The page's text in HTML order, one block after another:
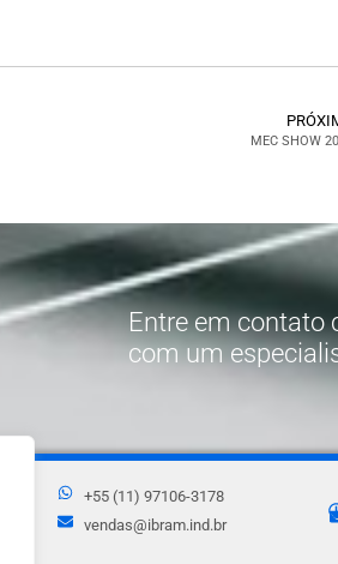
MEC SHOW
Entre em contato
com um
+55 (11) 97106-3178
vendas@ibram.ind.br